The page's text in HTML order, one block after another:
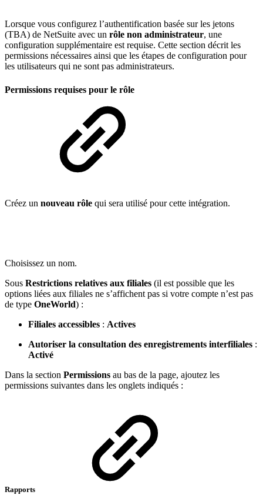
Lorsque vous configurez l’authentification basée sur les jetons
(TBA) de NetSuite avec un rôle non administrateur, une
configuration supplémentaire est requise. Cette section décrit les
permissions nécessaires ainsi que les étapes de configuration pour
les utilisateurs qui ne sont pas administrateurs.
Permissions requises pour le rôle
Créez un nouveau rôle qui sera utilisé pour cette intégration.
Choisissez un nom.
Sous Restrictions relatives aux filiales (il est possible que les
options liées aux filiales ne s’affichent pas si votre compte n’est pas
de type OneWorld) :
Filiales accessibles : Actives
Autoriser la consultation des enregistrements interfiliales :
Activé
Dans la section Permissions au bas de la page, ajoutez les
permissions suivantes dans les onglets indiqués :
Rapports